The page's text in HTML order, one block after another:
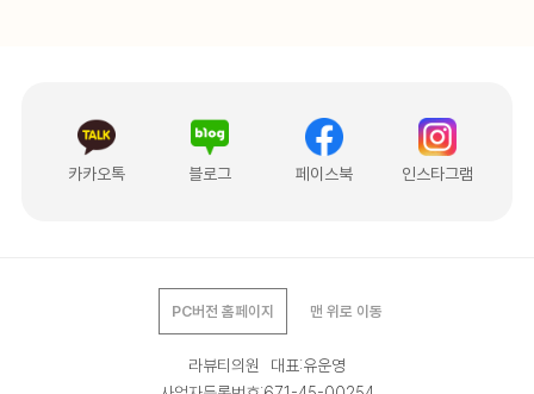
카카오톡 블로그 페이스북 인스타그램
PC버전 홈페이지 맨 위로 이동
라뷰티의원 대표:유운영